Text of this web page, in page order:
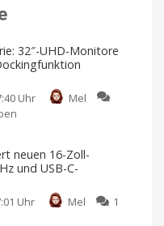
32″-UHD-Monitore
Uhr
Mel
Serie:
32″-
Monitore
neuen 16-Zoll-
und USB-C-
Uhr Mel
1